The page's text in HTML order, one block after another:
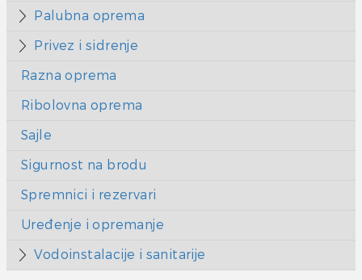
Palubna oprema
Privez i sidrenje
Razna oprema
Ribolovna oprema
Sajle
Sigurnost na brodu
Spremnici i rezervari
Uređenje i opremanje
Vodoinstalacije i sanitarije